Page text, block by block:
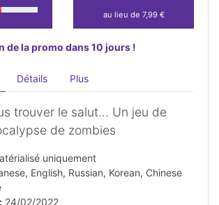
au lieu de 7,99 €
de la promo dans 10 jours !
Détails Plus
trouver le salut… Un jeu de
de zombies
uniquement
English, Russian, Korean, Chinese
24/02/2022